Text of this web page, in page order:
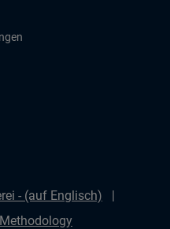
- (auf Englisch)